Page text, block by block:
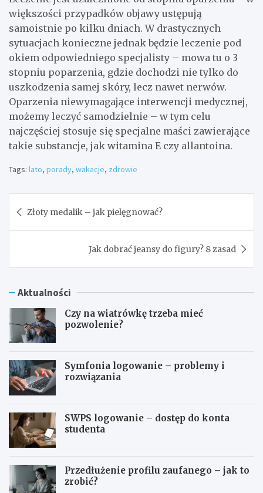
większości przypadków objawy ustępują
samoistnie po kilku dniach. W drastycznych
sytuacjach konieczne jednak będzie leczenie pod
okiem odpowiedniego specjalisty – mowa tu o 3
stopniu poparzenia, gdzie dochodzi nie tylko do
uszkodzenia samej skóry, lecz nawet nerwów.
Oparzenia niewymagające interwencji medycznej,
możemy leczyć samodzielnie – w tym celu
najczęściej stosuje się specjalne maści zawierające
takie substancje, jak witamina E czy allantoina.
Tags: lato, porady, wakacje, zdrowie
wpisu
Złoty medalik – jak pielęgnować?
Jak dobrać jeansy do figury? 8 zasad
Aktualności
Czy na wiatrówkę trzeba mieć
pozwolenie?
Symfonia logowanie – problemy i
rozwiązania
SWPS logowanie – dostęp do konta
studenta
Przedłużenie profilu zaufanego – jak to
zrobić?